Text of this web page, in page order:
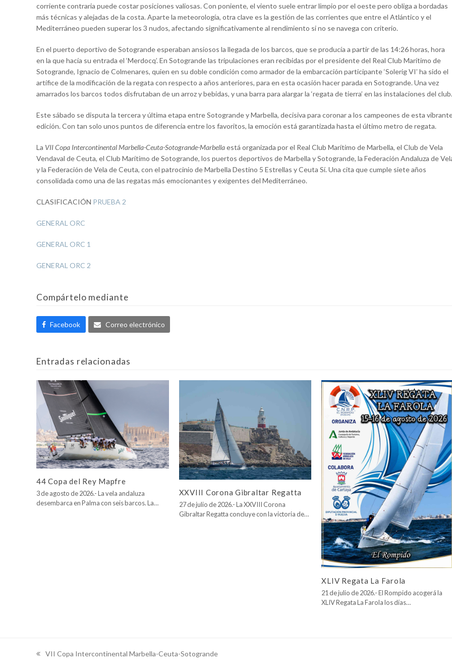
corriente contraria puede costar posiciones valiosas. Con poniente, el viento suele entrar limpio por el oeste pero obliga a bordadas
más técnicas y alejadas de la costa. Aparte la meteorología, otra clave es la gestión de las corrientes que entre el Atlántico y el
Mediterráneo pueden superar los 3 nudos, afectando significativamente al rendimiento si no se navega con criterio.
En el puerto deportivo de Sotogrande esperaban ansiosos la llegada de los barcos, que se producía a partir de las 14:26 horas, hora
en la que hacía su entrada el ‘Merdocq’. En Sotogrande las tripulaciones eran recibidas por el presidente del Real Club Marítimo de
Sotogrande, Ignacio de Colmenares, quien en su doble condición como armador de la embarcación participante ‘Solerig VI’ ha sido el
artífice de la modificación de la regata con respecto a años anteriores, para en esta ocasión hacer parada en Sotogrande. Una vez
amarrados los barcos todos disfrutaban de un arroz y bebidas, y una barra para alargar la ‘regata de tierra’ en las instalaciones del club.
Este sábado se disputa la tercera y última etapa entre Sotogrande y Marbella, decisiva para coronar a los campeones de esta
edición. Con tan solo unos puntos de diferencia entre los favoritos, la emoción está garantizada hasta el último metro de regata.
La VII Copa Intercontinental Marbella-Ceuta-Sotogrande-Marbellaestá organizada por el Real Club Marítimo de Marbella, el Club de Vela
Vendaval de Ceuta, el Club Marítimo de Sotogrande, los puertos deportivos de Marbella y Sotogrande, la Federación Andaluza de
y la Federación de Vela de Ceuta, con el patrocinio de Marbella Destino 5 Estrellas y Ceuta Sí. Una cita que cumple siete años
consolidada como una de las regatas más emocionantes y exigentes del Mediterráneo.
CLASIFICACIÓN PRUEBA 2
GENERAL ORC
GENERAL ORC 1
GENERAL ORC 2
Compártelo mediante
Facebook Correo electrónico
Entradas relacionadas
44 Copa del Rey Mapfre
3 de agosto de 2026.- La vela andaluza
desembarca en Palma con seis barcos. La…
XXVIII Corona Gibraltar Regatta
27 de julio de 2026.- La XXVIII Corona
Gibraltar Regatta concluye con la victoria de…
XLIV Regata La Farola
21 de julio de 2026.- El Rompido acogerá la
XLIV Regata La Farola los días…
previous
VII Copa Intercontinental Marbella-Ceuta-Sotogrande